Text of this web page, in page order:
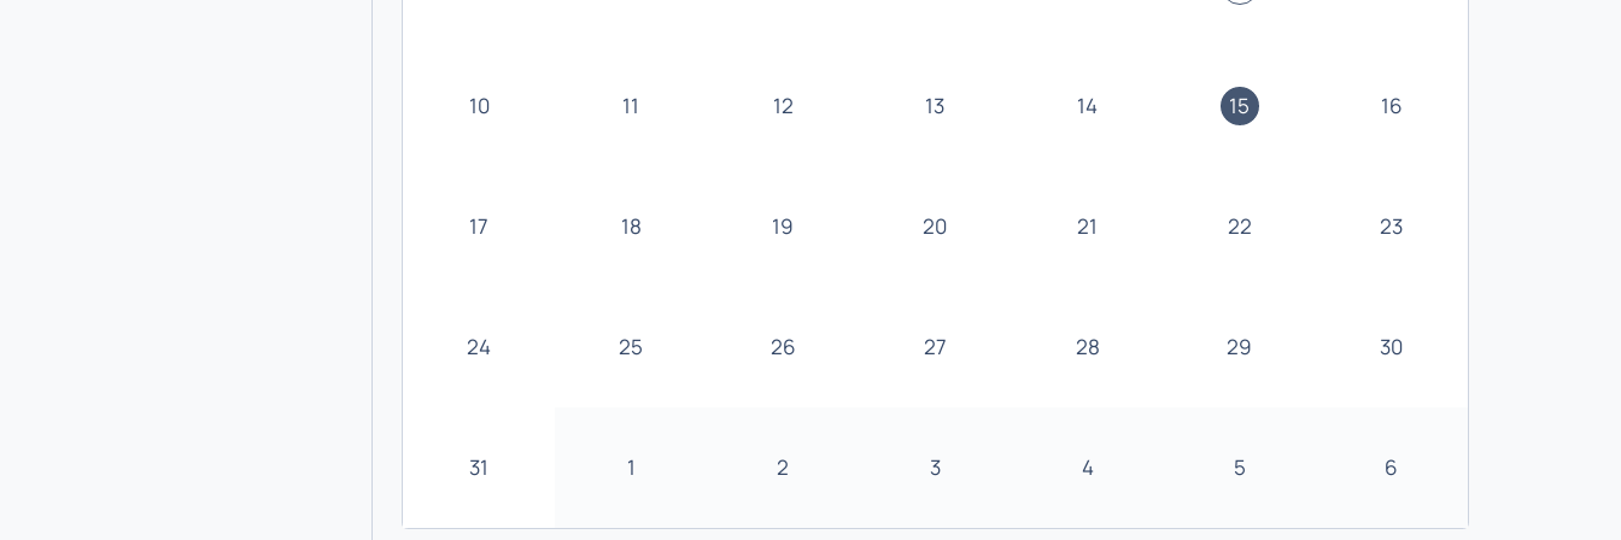
10 11 12 13 14 15 16
17 18 19 20 21 22 23
24 25 26 27 28 29 30
31 1 2 3 4 5 6